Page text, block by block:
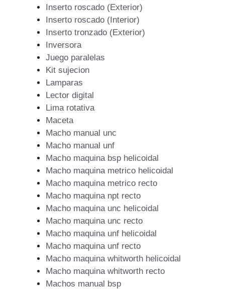
Inserto roscado (Exterior)
Inserto roscado (Interior)
Inserto tronzado (Exterior)
Inversora
Juego paralelas
Kit sujecion
Lamparas
Lector digital
Lima rotativa
Maceta
Macho manual unc
Macho manual unf
Macho maquina bsp helicoidal
Macho maquina metrico helicoidal
Macho maquina metrico recto
Macho maquina npt recto
Macho maquina unc helicoidal
Macho maquina unc recto
Macho maquina unf helicoidal
Macho maquina unf recto
Macho maquina whitworth helicoidal
Macho maquina whitworth recto
Machos manual bsp